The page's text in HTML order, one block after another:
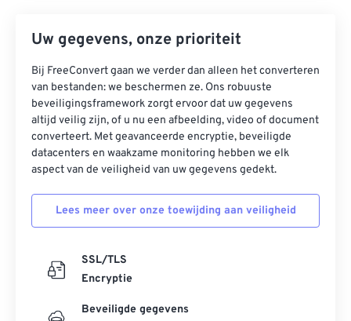
Uw gegevens, onze prioriteit
Bij FreeConvert gaan we verder dan alleen het converteren
van bestanden: we beschermen ze. Ons robuuste
beveiligingsframework zorgt ervoor dat uw gegevens
altijd veilig zijn, of u nu een afbeelding, video of document
converteert. Met geavanceerde encryptie, beveiligde
datacenters en waakzame monitoring hebben we elk
aspect van de veiligheid van uw gegevens gedekt.
Lees meer over onze toewijding aan veiligheid
SSL/TLS
Encryptie
Beveiligde gegevens